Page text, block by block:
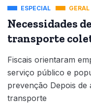
ESPECIAL GERAL
Necessidades
transporte
Fiscais orientaram
serviço público e
prevenção Depois de
transporte